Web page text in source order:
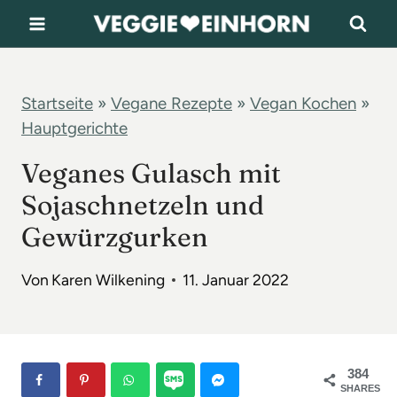
u
Startseite » Vegane Rezepte » Vegan Kochen »
Hauptgerichte
Veganes Gulasch mit
Sojaschnetzeln und
Gewürzgurken
Von Karen Wilkening 11. Januar 2022
384
SHARES